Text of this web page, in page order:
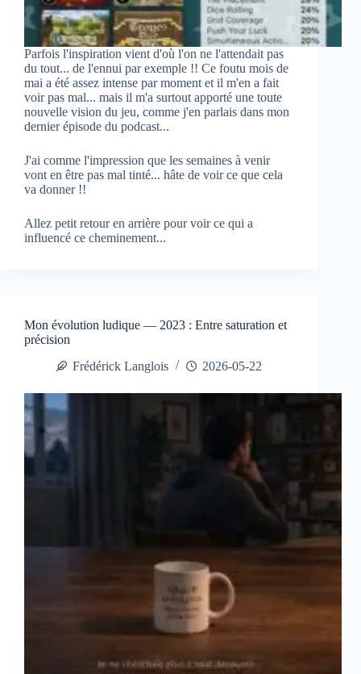
Parfois l'inspiration vient d'où l'on ne l'attendait pas
du tout... de l'ennui par exemple !! Ce foutu mois de
mai a été assez intense par moment et il m'en a fait
voir pas mal... mais il m'a surtout apporté une toute
nouvelle vision du jeu, comme j'en parlais dans mon
dernier épisode du podcast...
J'ai comme l'impression que les semaines à venir
vont en être pas mal tinté... hâte de voir ce que cela
va donner !!
Allez petit retour en arrière pour voir ce qui a
influencé ce cheminement...
Mon évolution ludique — 2023 : Entre saturation et
précision
Frédérick Langlois
2026-05-22